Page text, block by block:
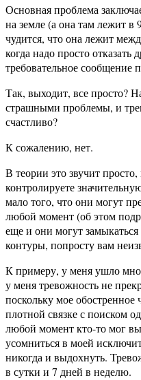
Основная проблема
на земле (а она там лежит в
чудится, что она лежит
когда надо просто отказать
требовательное сообщение
Так, выходит, все просто?
страшными проблемы, и
счастливо?
К сожалению, нет.
В теории это звучит
контролируете
мало того, что они могут
любой момент (об этом
еще и они могут
контуры, попросту вам
К примеру, у меня ушло
у меня тревожность не
поскольку мое
плотной связке с поиском
любой момент кто-то мог
усомниться в моей
никогда и выдохнуть.
в сутки и 7 дней в неделю.